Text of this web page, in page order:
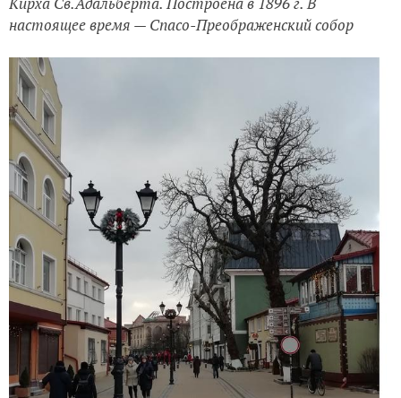
Кирха Св.Адальберта. Построена в 1896 г. В
настоящее время — Спасо-Преображенский собор